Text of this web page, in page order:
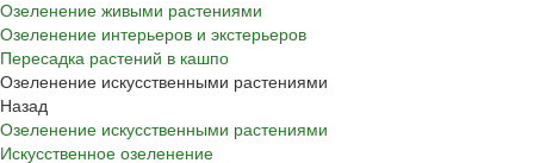
Озеленение живыми растениями
Озеленение интерьеров и экстерьеров
Пересадка растений в кашпо
Озеленение искусственными растениями
Назад
Озеленение искусственными растениями
Искусственное озеленение